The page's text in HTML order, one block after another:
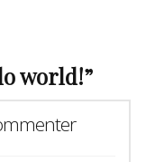
world!”